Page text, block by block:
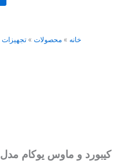
خانه »محصولات »تجهیزات
کیبورد و ماوس یوکام مدل ۲۸۶۰